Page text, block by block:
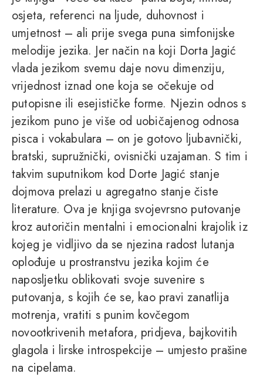
osjeta, referenci na ljude, duhovnost i
umjetnost – ali prije svega puna simfonijske
melodije jezika. Jer način na koji Dorta Jagić
vlada jezikom svemu daje novu dimenziju,
vrijednost iznad one koja se očekuje od
putopisne ili esejističke forme. Njezin odnos s
jezikom puno je više od uobičajenog odnosa
pisca i vokabulara – on je gotovo ljubavnički,
bratski, supružnički, ovisnički uzajaman. S tim i
takvim suputnikom kod Dorte Jagić stanje
dojmova prelazi u agregatno stanje čiste
literature. Ova je knjiga svojevrsno putovanje
kroz autoričin mentalni i emocionalni krajolik iz
kojeg je vidljivo da se njezina radost lutanja
oplođuje u prostranstvu jezika kojim će
naposljetku oblikovati svoje suvenire s
putovanja, s kojih će se, kao pravi zanatlija
motrenja, vratiti s punim kovčegom
novootkrivenih metafora, pridjeva, bajkovitih
glagola i lirske introspekcije – umjesto prašine
na cipelama.